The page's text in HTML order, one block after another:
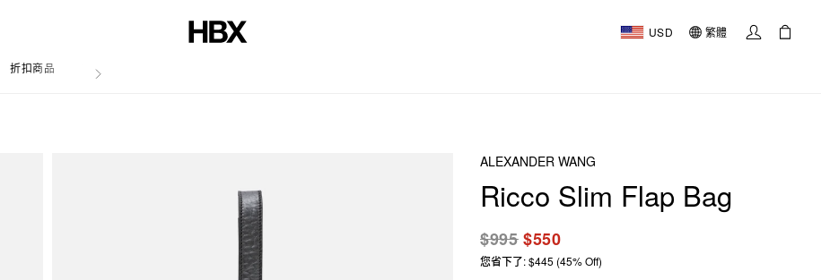
USD 繁體
折扣商品 文章
ALEXANDER WANG
Ricco Slim Flap Bag
$995$550
您省下了: $445 (45% Off)